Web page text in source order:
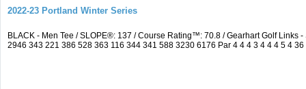
2022-23 Portland Winter Series
BLACK - Men Tee / SLOPE®: 137 / Course Rating™: 70.8 / Gearhart Golf
2946 343 221 386 528 363 116 344 341 588 3230 6176 Par 4 4 4 3 4 4 4 5 4